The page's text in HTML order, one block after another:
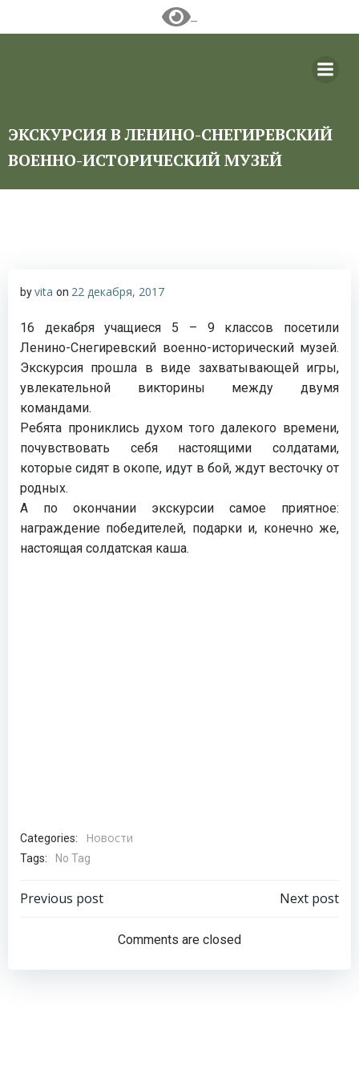
ЭКСКУРСИЯ В ЛЕНИНО-СНЕГИРЕВСКИЙ
ВОЕННО-ИСТОРИЧЕСКИЙ МУЗЕЙ
byvita on 22 декабря, 2017
16 декабря учащиеся 5 – 9 классов посетили
Ленино-Снегиревский военно-исторический музей.
Экскурсия прошла в виде захватывающей игры,
увлекательной викторины между двумя
командами.
Ребята прониклись духом того далекого времени,
почувствовать себя настоящими солдатами,
которые сидят в окопе, идут в бой, ждут весточку от
родных.
А по окончании экскурсии самое приятное:
награждение победителей, подарки и, конечно же,
настоящая солдатская каша.
Categories: Новости
Tags: No Tag
Навигация
записям
Previous post
Навигация
по
записям
Next post
Comments are closed